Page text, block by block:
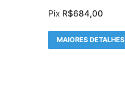
Pix R$684,00
MAIORES DETALHES